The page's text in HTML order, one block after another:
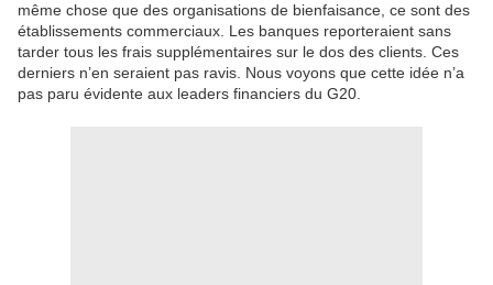
même chose que des organisations de bienfaisance, ce sont des
établissements commerciaux. Les banques reporteraient sans
tarder tous les frais supplémentaires sur le dos des clients. Ces
derniers n’en seraient pas ravis. Nous voyons que cette idée n’a
pas paru évidente aux leaders financiers du G20.